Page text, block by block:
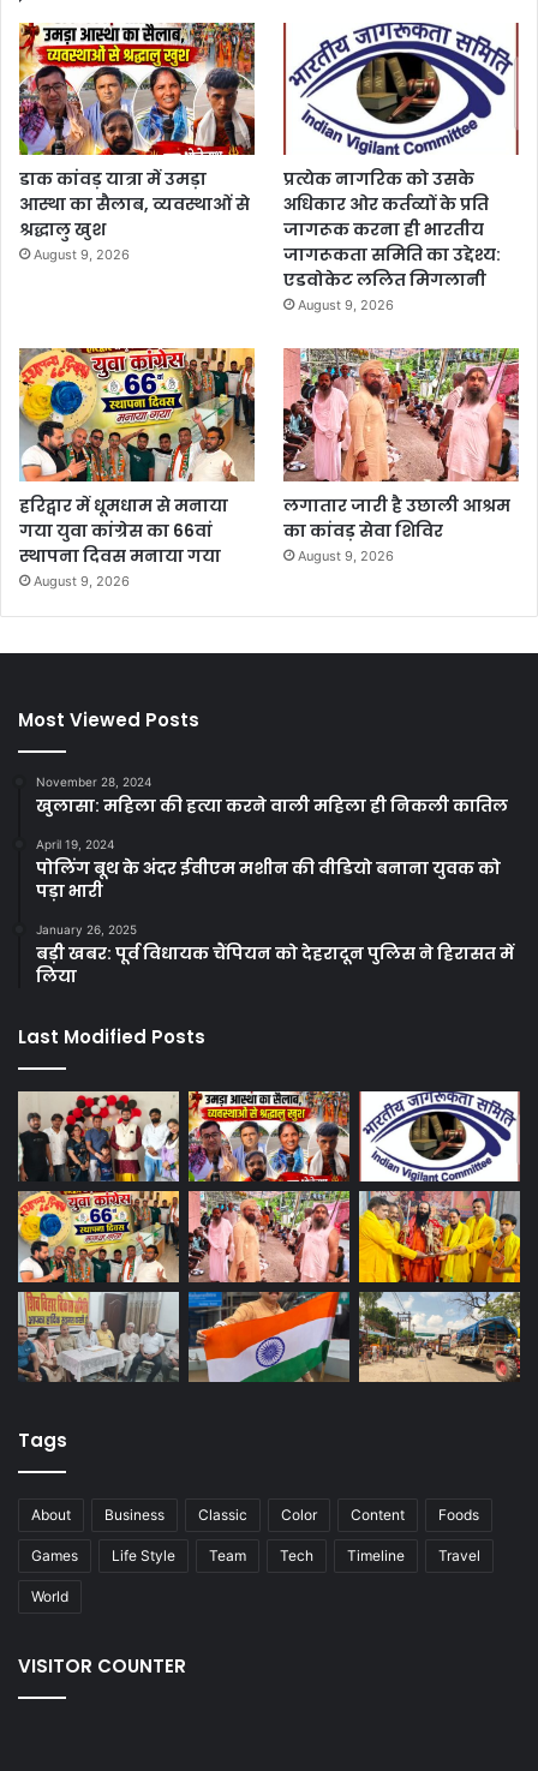
डाक कांवड़ यात्रा में उमड़ा
आस्था का सैलाब, व्यवस्थाओं से
श्रद्धालु खुश
August 9, 2026
प्रत्येक नागरिक को उसके
अधिकार ओर कर्तव्यों के प्रति
जागरूक करना ही भारतीय
जागरूकता समिति का उद्देश्य:
एडवोकेट ललित मिगलानी
August 9, 2026
हरिद्वार में धूमधाम से मनाया
गया युवा कांग्रेस का 66वां
स्थापना दिवस मनाया गया
August 9, 2026
लगातार जारी है उछाली आश्रम
का कांवड़ सेवा शिविर
August 9, 2026
Most Viewed Posts
November 28, 2024
खुलासा: महिला की हत्या करने वाली महिला ही निकली कातिल
April 19, 2024
पोलिंग बूथ के अंदर ईवीएम मशीन की वीडियो बनाना युवक को
पड़ा भारी
January 26, 2025
बड़ी खबर: पूर्व विधायक चैंपियन को देहरादून पुलिस ने हिरासत में
लिया
Last Modified Posts
Tags
About Business Classic Color Content Foods
Games Life Style Team Tech Timeline Travel
World
VISITOR COUNTER